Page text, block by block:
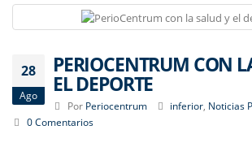
28
Ago
PERIOCENTRUM CON
EL DEPORTE
Por Periocentrum inferior Noticias
0 Comentarios